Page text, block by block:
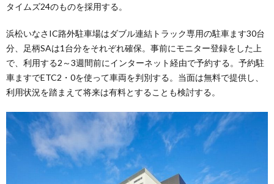
タイムズ24のものを採用する。
浜松いなさIC路外駐車場はダブル連結トラック専用の駐車ます30台
分、足柄SAは1台分をそれぞれ確保。事前にモニター登録をした上
で、利用する2～3週間前にインターネット経由で予約する。予約駐
車ますでETC2・0を使って車両を判別する。当面は無料で提供し、
利用状況を踏まえて将来は有料とすることも検討する。